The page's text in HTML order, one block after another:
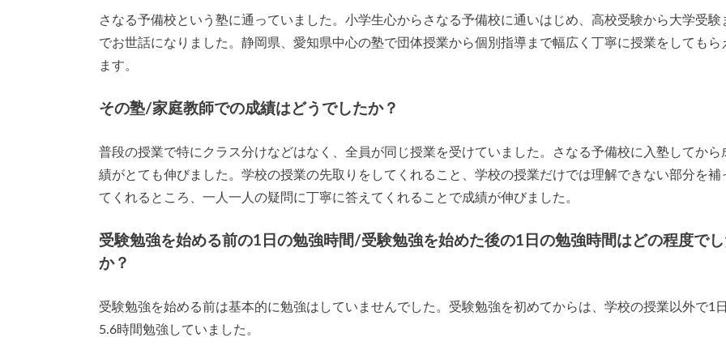
さなる予備校という塾に通っていました。小学生心からさなる予備校に通いはじめ、高校受験から大学受験
でお世話になりました。静岡県、愛知県中心の塾で団体授業から個別指導まで幅広く丁寧に授業をしてもら
ます。
その塾/家庭教師での成績はどうでしたか？
普段の授業で特にクラス分けなどはなく、全員が同じ授業を受けていました。さなる予備校に入塾してから
績がとても伸びました。学校の授業の先取りをしてくれること、学校の授業だけでは理解できない部分を補
てくれるところ、一人一人の疑問に丁寧に答えてくれることで成績が伸びました。
受験勉強を始める前の1日の勉強時間/受験勉強を始めた後の1日の勉強時間はどの程度で
か？
受験勉強を始める前は基本的に勉強はしていませんでした。受験勉強を初めてからは、学校の授業以外で1日
5.6時間勉強していました。